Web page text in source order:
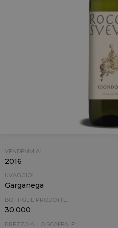
VENDEMMIA:
2016
UVAGGIO:
Garganega
BOTTIGLIE PRODOTTE:
30.000
PREZZO ALLO SCAFFALE: